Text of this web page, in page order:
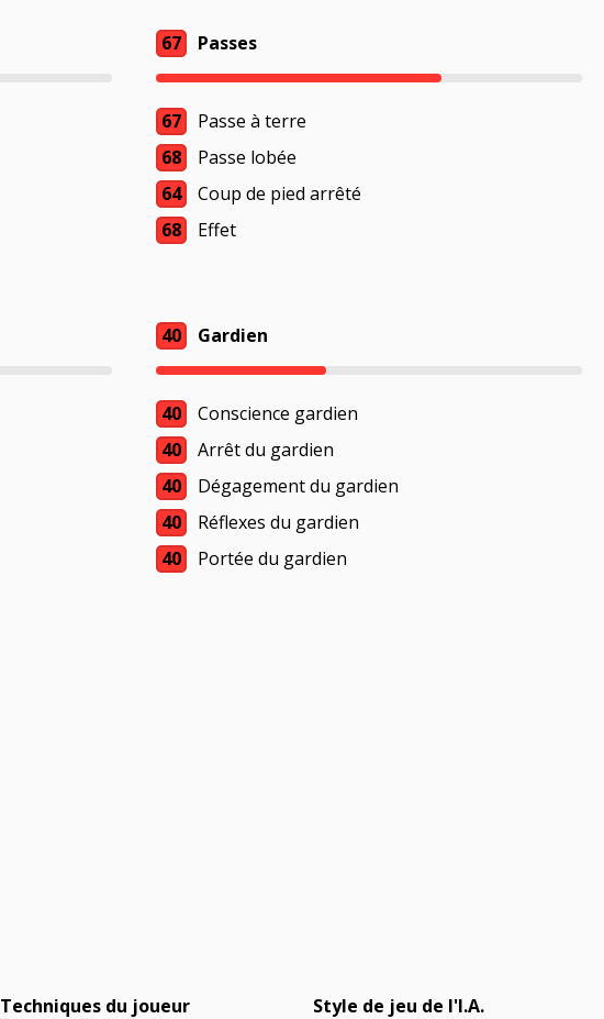
67 Passes
67
Passe à terre
68
Passe lobée
64
Coup de pied arrêté
68
Effet
40 Gardien
40
Conscience gardien
40
Arrêt du gardien
40
Dégagement du gardien
40
Réflexes du gardien
40
Portée du gardien
Techniques du joueur
Style de jeu de l'I.A.